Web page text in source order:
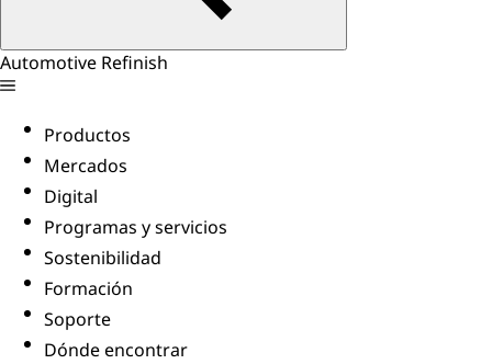
Automotive Refinish
Productos
Mercados
Digital
Programas y servicios
Sostenibilidad
Formación
Soporte
Dónde encontrar